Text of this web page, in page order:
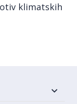
klimatskih